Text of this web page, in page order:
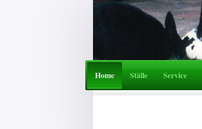
Home Ställe Service